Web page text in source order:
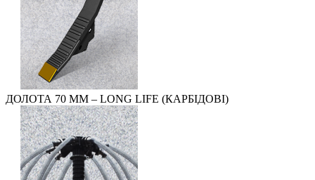
ДОЛОТА 70 ММ – LONG LIFE (КАРБІДОВІ)